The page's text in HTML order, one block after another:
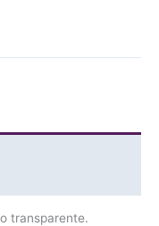
transparente.